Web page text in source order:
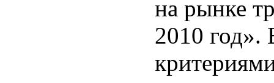
на рынке
2010 год».